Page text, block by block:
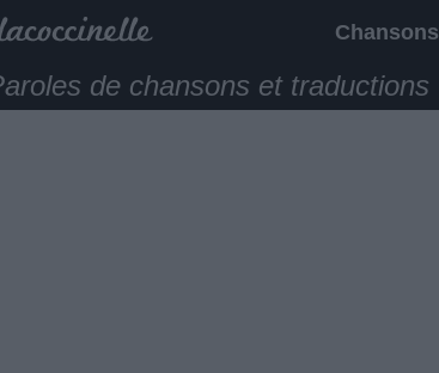
Chansons
de chansons et traductions